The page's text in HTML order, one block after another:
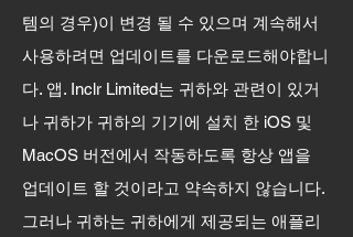
템의 경우)이 변경 될 수 있으며 계속해서
사용하려면 업데이트를 다운로드해야합니
다. 앱. Inclr Limited는 귀하와 관련이 있거
나 귀하가 귀하의 기기에 설치 한 iOS 및
MacOS 버전에서 작동하도록 항상 앱을
업데이트 할 것이라고 약속하지 않습니다.
그러나 귀하는 귀하에게 제공되는 애플리